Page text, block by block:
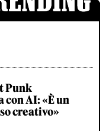
Punk
con AI: «È un
creativo»